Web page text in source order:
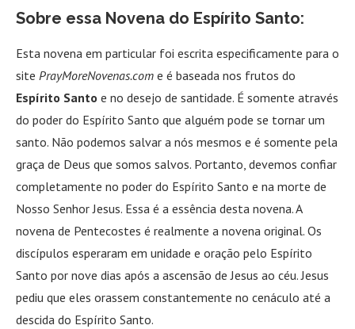
Sobre essa Novena do Espírito Santo:
Esta novena em particular foi escrita especificamente para o
site PrayMoreNovenas.com e é baseada nos frutos do
Espírito Santo e no desejo de santidade. É somente através
do poder do Espírito Santo que alguém pode se tornar um
santo. Não podemos salvar a nós mesmos e é somente pela
graça de Deus que somos salvos. Portanto, devemos confiar
completamente no poder do Espírito Santo e na morte de
Nosso Senhor Jesus. Essa é a essência desta novena. A
novena de Pentecostes é realmente a novena original. Os
discípulos esperaram em unidade e oração pelo Espírito
Santo por nove dias após a ascensão de Jesus ao céu. Jesus
pediu que eles orassem constantemente no cenáculo até a
descida do Espírito Santo.